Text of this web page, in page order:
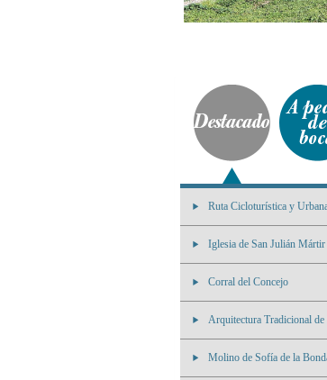
Ruta Cicloturística y
Iglesia de San Julián Mártir
Corral del Concejo
Arquitectura Tradicional
Molino de Sofía de la